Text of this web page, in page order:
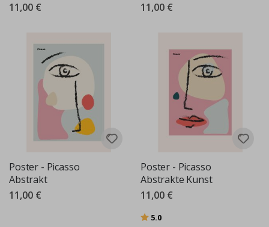
11,00 €
11,00 €
Poster - Picasso
Abstrakt
11,00 €
Poster - Picasso
Abstrakte Kunst
11,00 €
Bewertung:
5.0